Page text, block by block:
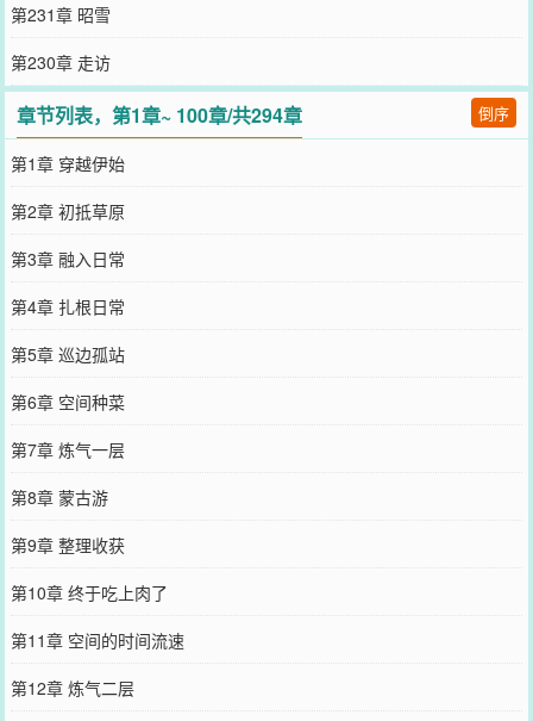
第231章 昭雪
第230章 走访
章节列表，第1章~ 100章/共294章 倒序
第1章 穿越伊始
第2章 初抵草原
第3章 融入日常
第4章 扎根日常
第5章 巡边孤站
第6章 空间种菜
第7章 炼气一层
第8章 蒙古游
第9章 整理收获
第10章 终于吃上肉了
第11章 空间的时间流速
第12章 炼气二层